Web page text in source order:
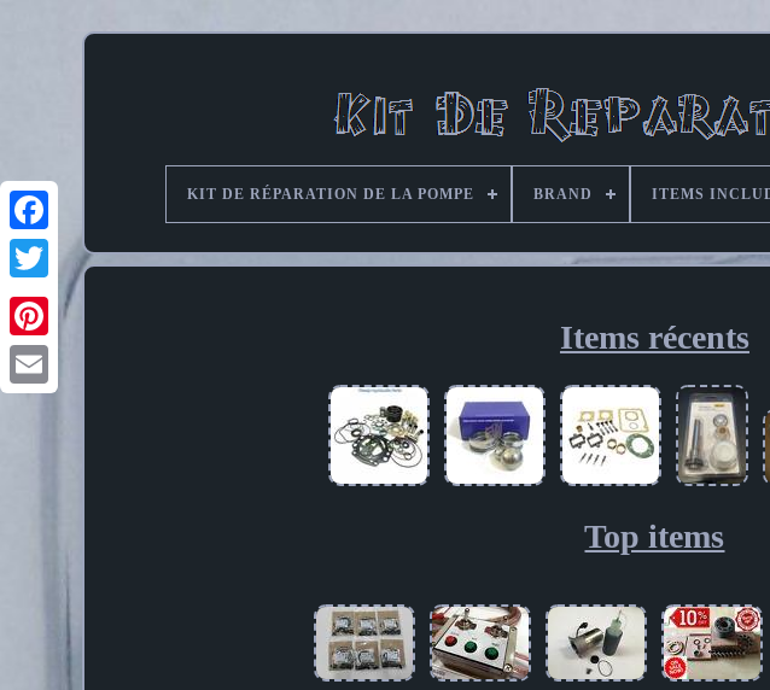
Pinterest
KIT DE RÉPARATION DE LA POMPE BRAND ITEMS
Items récents
Top items